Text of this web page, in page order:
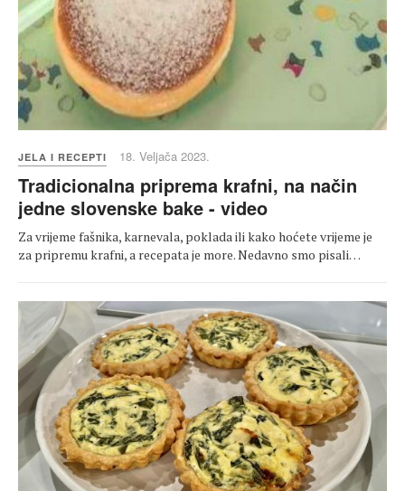
JELA I RECEPTI 18. Veljača 2023.
Tradicionalna priprema krafni, na način
jedne slovenske bake - video
Za vrijeme fašnika, karnevala, poklada ili kako hoćete vrijeme je
za pripremu krafni, a recepata je more. Nedavno smo pisali…